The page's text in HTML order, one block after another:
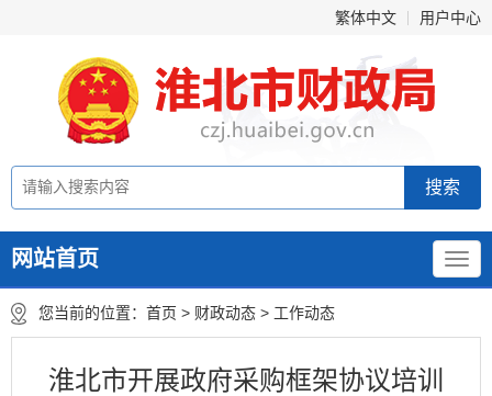
繁体中文 用户中心
网站首页
您当前的位置： 首页 > 财政动态 > 工作动态
淮北市开展政府采购框架协议培训